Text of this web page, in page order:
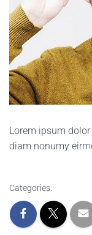
Lorem ipsum
diam nonumy
Categories: